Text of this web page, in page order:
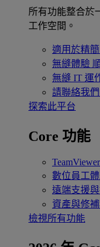
所有功能整合於
工作空間。
適用於精
無縫體驗
無縫 IT 運
請聯絡我
探索此平台
Core 功能
數位員工
遠端支援與
資產與修
檢視所有功能